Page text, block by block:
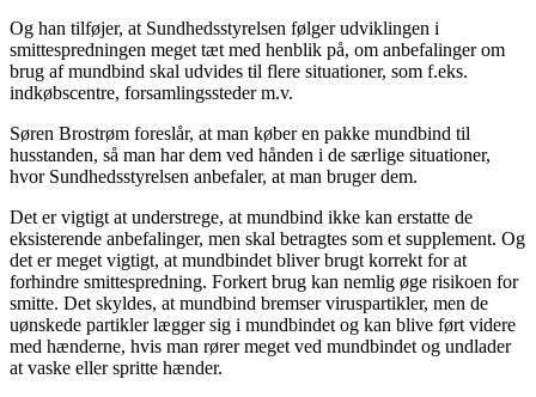
Og han tilføjer, at Sundhedsstyrelsen følger udviklingen i
smittespredningen meget tæt med henblik på, om anbefalinger om
brug af mundbind skal udvides til flere situationer, som f.eks.
indkøbscentre, forsamlingssteder m.v.
Søren Brostrøm foreslår, at man køber en pakke mundbind til
husstanden, så man har dem ved hånden i de særlige situationer,
hvor Sundhedsstyrelsen anbefaler, at man bruger dem.
Det er vigtigt at understrege, at mundbind ikke kan erstatte de
eksisterende anbefalinger, men skal betragtes som et supplement. Og
det er meget vigtigt, at mundbindet bliver brugt korrekt for at
forhindre smittespredning. Forkert brug kan nemlig øge risikoen for
smitte. Det skyldes, at mundbind bremser viruspartikler, men de
uønskede partikler lægger sig i mundbindet og kan blive ført videre
med hænderne, hvis man rører meget ved mundbindet og undlader
at vaske eller spritte hænder.